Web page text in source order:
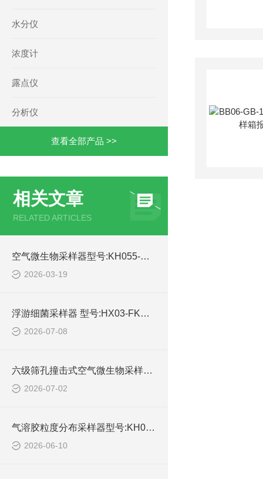
水分仪
浓度计
露点仪
分析仪
查看全部产品 >>
相关文章
RELATED ARTICLES
空气微生物采样器型号:KH055-M396955的简单介绍
2026-03-19
浮游细菌采样器 型号:HX03-FKC-1库号：M414546的技术介绍
2026-07-08
六级筛孔撞击式空气微生物采样器型号:KH05-M55432的技术介绍
2026-07-02
气溶胶粒度分布采样器型号:KH055-M925531库号：M25851的详细介绍
2026-06-10